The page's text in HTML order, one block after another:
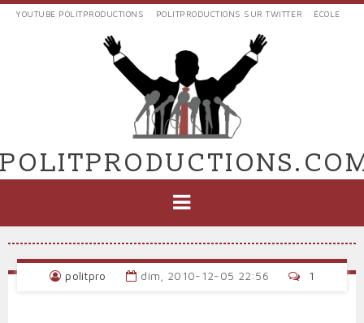
Aller
EXTERNES
POLIT'PRODUCTIONS
YOUTUBE POLITPRODUCTIONS POLITPRODUCTIONS SUR TWITTER ÉCOLE
PRINCIPALE
politpro dim, 2010-12-05 22:56 1